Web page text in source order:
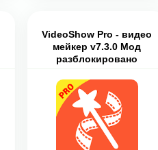
VideoShow Pro - видео
мейкер v7.3.0 Мод
разблокировано